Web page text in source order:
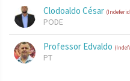
Clodoaldo César
PODE
Professor Edvaldo
PT